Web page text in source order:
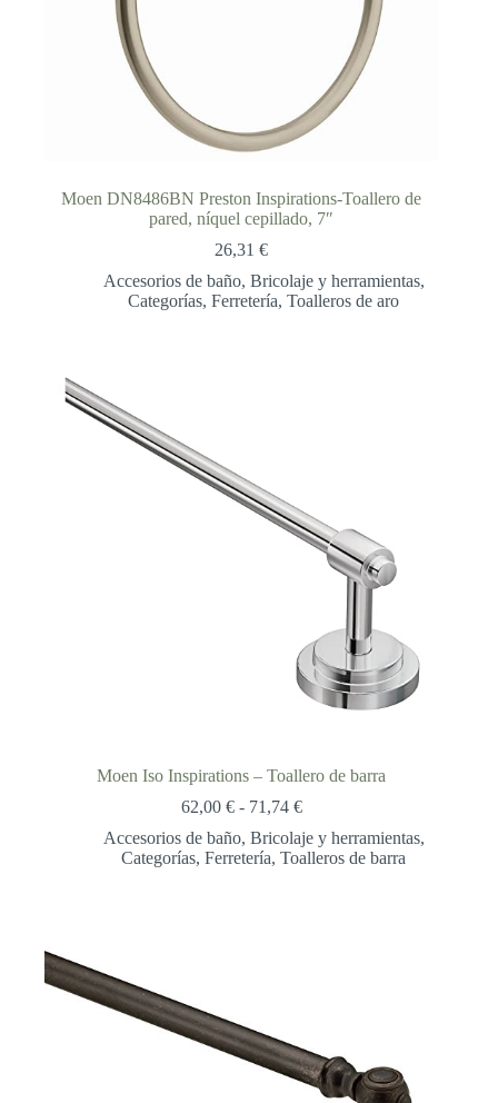
Moen DN8486BN Preston Inspirations-Toallero de
pared, níquel cepillado, 7″
26,31€
Accesorios de baño, Bricolaje y herramientas,
Categorías,Ferretería,Toalleros de aro
Moen Iso Inspirations – Toallero de barra
62,00 € - 71,74 €Rango
precios:
desde
Accesorios de baño, Bricolaje y herramientas,
Categorías,Ferretería,Toalleros de barra